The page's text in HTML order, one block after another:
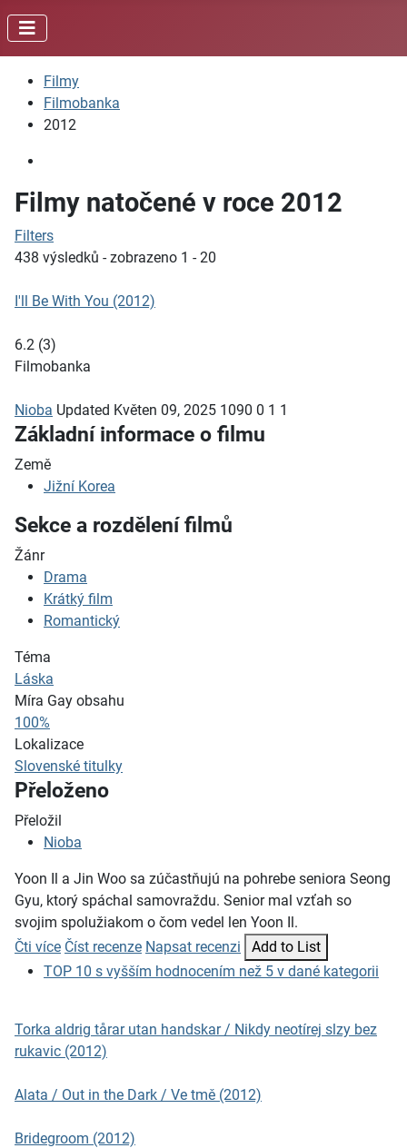
Filmy
Filmobanka
2012
Filmy natočené v roce 2012
Filters
438 výsledků - zobrazeno 1 - 20
I'll Be With You (2012)
6.2 (3)
Filmobanka
Nioba Updated Květen 09, 2025 1090 0 1 1
Základní informace o filmu
Země
Jižní Korea
Sekce a rozdělení filmů
Žánr
Drama
Krátký film
Romantický
Téma
Láska
Míra Gay obsahu
100%
Lokalizace
Slovenské titulky
Přeloženo
Přeložil
Nioba
Yoon Il a Jin Woo sa zúčastňujú na pohrebe seniora Seong
Gyu, ktorý spáchal samovraždu. Senior mal vzťah so
svojim spolužiakom o čom vedel len Yoon Il.
Čti více Číst recenze Napsat recenzi
Add to List
TOP 10 s vyšším hodnocením než 5 v dané kategorii
Torka aldrig tårar utan handskar / Nikdy neotírej slzy bez
rukavic (2012)
Alata / Out in the Dark / Ve tmě (2012)
Bridegroom (2012)